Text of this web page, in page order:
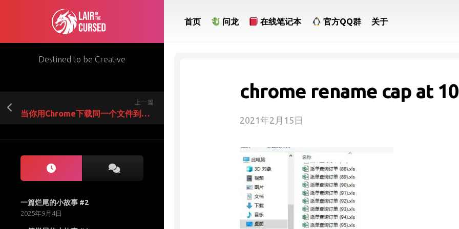
Destined to be Creative
上一篇
当你用Chrome下载同一个文件到同一个文件夹100次之后……
一篇烂尾的小故事 #2
2025年9月4日
首页 问龙 在线笔记本 官方QQ群 关于
chrome rename cap at
2021年2月15日